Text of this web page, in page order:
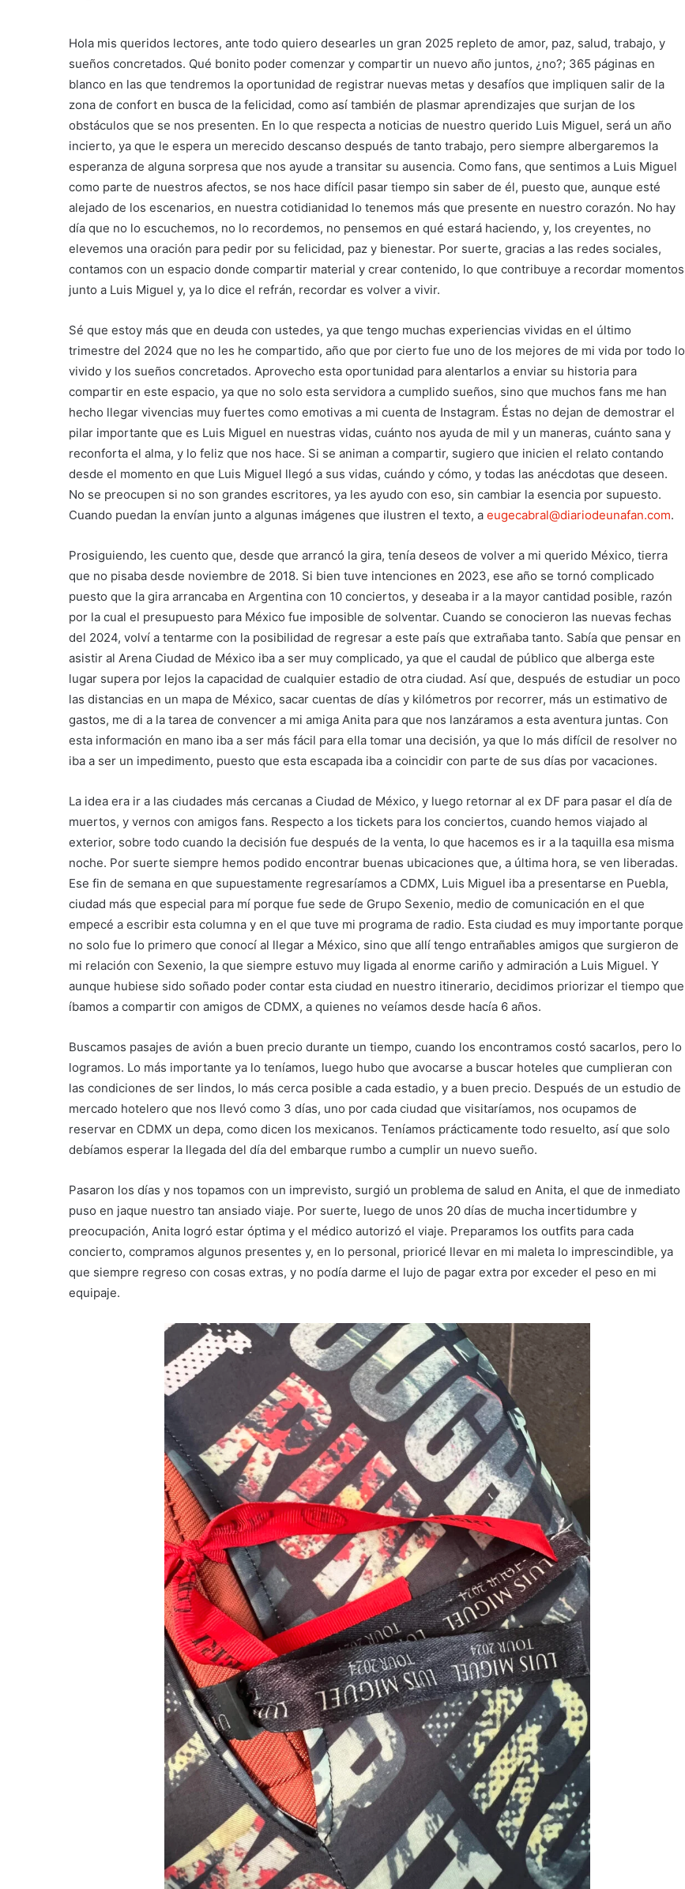
Hola mis queridos lectores, ante todo quiero desearles un gran 2025 repleto de amor, paz, salud, trabajo, y
sueños concretados. Qué bonito poder comenzar y compartir un nuevo año juntos, ¿no?; 365 páginas en
blanco en las que tendremos la oportunidad de registrar nuevas metas y desafíos que impliquen salir de la
zona de confort en busca de la felicidad, como así también de plasmar aprendizajes que surjan de los
obstáculos que se nos presenten. En lo que respecta a noticias de nuestro querido Luis Miguel, será un año
incierto, ya que le espera un merecido descanso después de tanto trabajo, pero siempre albergaremos la
esperanza de alguna sorpresa que nos ayude a transitar su ausencia. Como fans, que sentimos a Luis Miguel
como parte de nuestros afectos, se nos hace difícil pasar tiempo sin saber de él, puesto que, aunque esté
alejado de los escenarios, en nuestra cotidianidad lo tenemos más que presente en nuestro corazón. No hay
día que no lo escuchemos, no lo recordemos, no pensemos en qué estará haciendo, y, los creyentes, no
elevemos una oración para pedir por su felicidad, paz y bienestar. Por suerte, gracias a las redes sociales,
contamos con un espacio donde compartir material y crear contenido, lo que contribuye a recordar momentos
junto a Luis Miguel y, ya lo dice el refrán, recordar es volver a vivir.
Sé que estoy más que en deuda con ustedes, ya que tengo muchas experiencias vividas en el último
trimestre del 2024 que no les he compartido, año que por cierto fue uno de los mejores de mi vida por todo lo
vivido y los sueños concretados. Aprovecho esta oportunidad para alentarlos a enviar su historia para
compartir en este espacio, ya que no solo esta servidora a cumplido sueños, sino que muchos fans me han
hecho llegar vivencias muy fuertes como emotivas a mi cuenta de Instagram. Éstas no dejan de demostrar el
pilar importante que es Luis Miguel en nuestras vidas, cuánto nos ayuda de mil y un maneras, cuánto sana y
reconforta el alma, y lo feliz que nos hace. Si se animan a compartir, sugiero que inicien el relato contando
desde el momento en que Luis Miguel llegó a sus vidas, cuándo y cómo, y todas las anécdotas que deseen.
No se preocupen si no son grandes escritores, ya les ayudo con eso, sin cambiar la esencia por supuesto.
Cuando puedan la envían junto a algunas imágenes que ilustren el texto, a eugecabral@diariodeunafan.com.
Prosiguiendo, les cuento que, desde que arrancó la gira, tenía deseos de volver a mi querido México, tierra
que no pisaba desde noviembre de 2018. Si bien tuve intenciones en 2023, ese año se tornó complicado
puesto que la gira arrancaba en Argentina con 10 conciertos, y deseaba ir a la mayor cantidad posible, razón
por la cual el presupuesto para México fue imposible de solventar. Cuando se conocieron las nuevas fechas
del 2024, volví a tentarme con la posibilidad de regresar a este país que extrañaba tanto. Sabía que pensar en
asistir al Arena Ciudad de México iba a ser muy complicado, ya que el caudal de público que alberga este
lugar supera por lejos la capacidad de cualquier estadio de otra ciudad. Así que, después de estudiar un poco
las distancias en un mapa de México, sacar cuentas de días y kilómetros por recorrer, más un estimativo de
gastos, me di a la tarea de convencer a mi amiga Anita para que nos lanzáramos a esta aventura juntas. Con
esta información en mano iba a ser más fácil para ella tomar una decisión, ya que lo más difícil de resolver no
iba a ser un impedimento, puesto que esta escapada iba a coincidir con parte de sus días por vacaciones.
La idea era ir a las ciudades más cercanas a Ciudad de México, y luego retornar al ex DF para pasar el día de
muertos, y vernos con amigos fans. Respecto a los tickets para los conciertos, cuando hemos viajado al
exterior, sobre todo cuando la decisión fue después de la venta, lo que hacemos es ir a la taquilla esa misma
noche. Por suerte siempre hemos podido encontrar buenas ubicaciones que, a última hora, se ven liberadas.
Ese fin de semana en que supuestamente regresaríamos a CDMX, Luis Miguel iba a presentarse en Puebla,
ciudad más que especial para mí porque fue sede de Grupo Sexenio, medio de comunicación en el que
empecé a escribir esta columna y en el que tuve mi programa de radio. Esta ciudad es muy importante porque
no solo fue lo primero que conocí al llegar a México, sino que allí tengo entrañables amigos que surgieron de
mi relación con Sexenio, la que siempre estuvo muy ligada al enorme cariño y admiración a Luis Miguel. Y
aunque hubiese sido soñado poder contar esta ciudad en nuestro itinerario, decidimos priorizar el tiempo que
íbamos a compartir con amigos de CDMX, a quienes no veíamos desde hacía 6 años.
Buscamos pasajes de avión a buen precio durante un tiempo, cuando los encontramos costó sacarlos, pero lo
logramos. Lo más importante ya lo teníamos, luego hubo que avocarse a buscar hoteles que cumplieran con
las condiciones de ser lindos, lo más cerca posible a cada estadio, y a buen precio. Después de un estudio de
mercado hotelero que nos llevó como 3 días, uno por cada ciudad que visitaríamos, nos ocupamos de
reservar en CDMX un depa, como dicen los mexicanos. Teníamos prácticamente todo resuelto, así que solo
debíamos esperar la llegada del día del embarque rumbo a cumplir un nuevo sueño.
Pasaron los días y nos topamos con un imprevisto, surgió un problema de salud en Anita, el que de inmediato
puso en jaque nuestro tan ansiado viaje. Por suerte, luego de unos 20 días de mucha incertidumbre y
preocupación, Anita logró estar óptima y el médico autorizó el viaje. Preparamos los outfits para cada
concierto, compramos algunos presentes y, en lo personal, prioricé llevar en mi maleta lo imprescindible, ya
que siempre regreso con cosas extras, y no podía darme el lujo de pagar extra por exceder el peso en mi
equipaje.